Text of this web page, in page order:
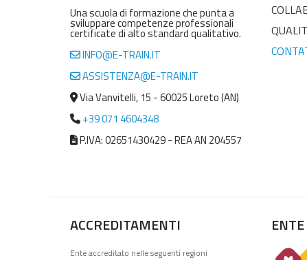
Una scuola di formazione che punta a
sviluppare competenze professionali
certificate di alto standard qualitativo.
INFO@E-TRAIN.IT
ASSISTENZA@E-TRAIN.IT
Via Vanvitelli, 15 - 60025 Loreto (AN)
+39 071 4604348
P.IVA: 02651430429 - REA AN 204557
ACCREDITAMENTI
Ente accreditato nelle seguenti regioni